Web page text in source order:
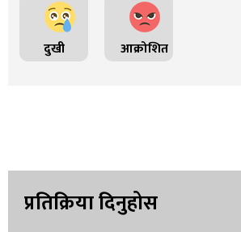
दुखी आक्रोशित
प्रतिक्रिया दिनुहोस